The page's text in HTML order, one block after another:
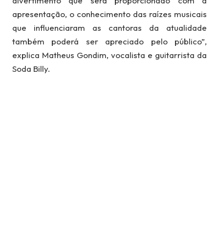
apresentação, o conhecimento das raízes musicais
que influenciaram as cantoras da atualidade
também poderá ser apreciado pelo público”,
explica Matheus Gondim, vocalista e guitarrista da
Soda Billy.